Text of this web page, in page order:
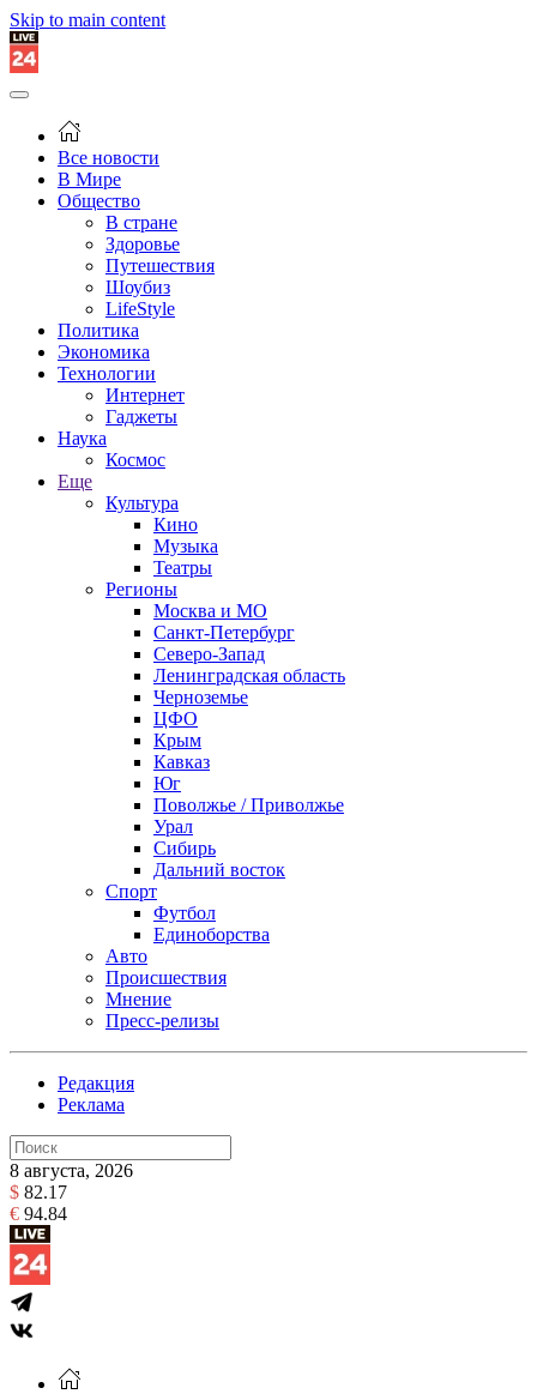
Skip to main content
Все новости
В Мире
Общество
В стране
Здоровье
Путешествия
Шоубиз
LifeStyle
Политика
Экономика
Технологии
Интернет
Гаджеты
Наука
Космос
Еще
Культура
Кино
Музыка
Театры
Регионы
Москва и МО
Санкт-Петербург
Северо-Запад
Ленинградская область
Черноземье
ЦФО
Крым
Кавказ
Юг
Поволжье / Приволжье
Урал
Сибирь
Дальний восток
Спорт
Футбол
Единоборства
Авто
Происшествия
Мнение
Пресс-релизы
Редакция
Реклама
8 августа, 2026
$ 82.17
€ 94.84